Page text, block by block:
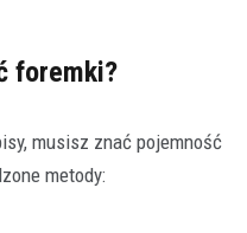
foremki?
musisz znać pojemność
metody: